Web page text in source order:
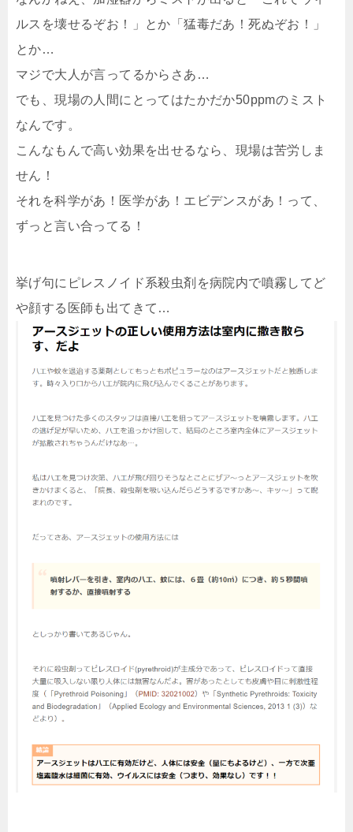
ルスを壊せるぞお！」とか「猛毒だあ！死ぬぞお！」
とか…
マジで大人が言ってるからさあ…
でも、現場の人間にとってはたかだか50ppmのミスト
なんです。
こんなもんで高い効果を出せるなら、現場は苦労しま
せん！
それを科学があ！医学があ！エビデンスがあ！って、
ずっと言い合ってる！
挙げ句にピレスノイド系殺虫剤を病院内で噴霧してど
や顔する医師も出てきて…